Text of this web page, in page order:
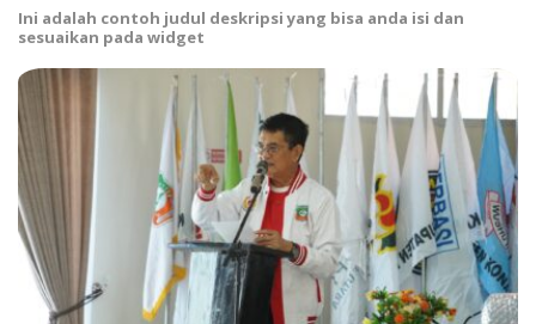
Ini adalah contoh judul deskripsi yang bisa anda isi dan
sesuaikan pada widget